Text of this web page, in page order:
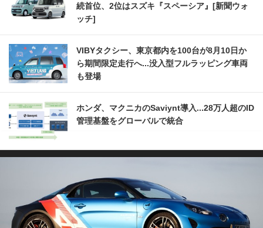
続首位、2位はスズキ『スペーシア』[新聞ウォ
ッチ]
VIBYタクシー、東京都内を100台が8月10日か
ら期間限定走行へ...没入型フルラッピング車両
も登場
ホンダ、マクニカのSaviynt導入...28万人超のID
管理基盤をグローバルで統合